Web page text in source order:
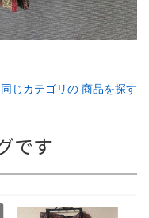
同じカテゴリの 商品を探す
です